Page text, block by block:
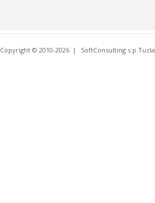
Copyright © 2010-2026 SoftConsulting s.p.Tuzla